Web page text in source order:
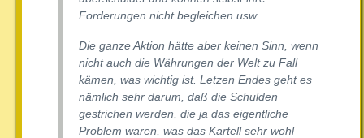
Forderungen nicht begleichen usw.
Die ganze Aktion hätte aber keinen Sinn, wenn
nicht auch die Währungen der Welt zu Fall
kämen, was wichtig ist. Letzen Endes geht es
nämlich sehr darum, daß die Schulden
gestrichen werden, die ja das eigentliche
Problem waren, was das Kartell sehr wohl